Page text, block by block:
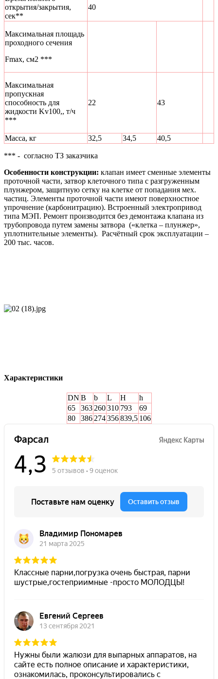
открытия/закрытия,
сек**
40
Максимальная площадь
проходного сечения
Fmax, см2 ***
Максимальная
пропускная
способность для
жидкости Kv100,, т/ч
***
22 43
Масса, кг 32,5 34,5 40,5
*** - согласно ТЗ заказчика
Особенности конструкции: клапан имеет сменные элементы
проточной части, затвор клеточного типа с разгруженным
плунжером, защитную сетку на клетке от попадания мех.
частиц. Элементы проточной части имеют поверхностное
упрочнение (карбонитрацию). Встроенный электропривод
типа МЭП. Ремонт производится без демонтажа клапана из
трубопровода путем замены затвора («клетка – плунжер»,
уплотнительные элементы). Расчётный срок эксплуатации –
200 тыс. часов.
Характеристики
DN B b L H
h
65
363 260 310 793
69
80
386 274 356 839,5 106